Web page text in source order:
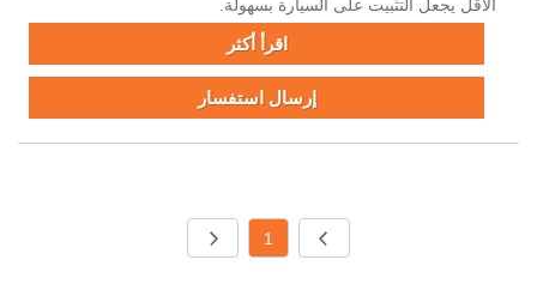
الأقل يجعل التثبيت على السيارة بسهولة.
اقرأ أكثر
إرسال استفسار
1